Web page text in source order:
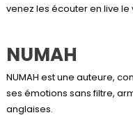
venez les écouter en live le
NUMAH
NUMAH est une auteure,
ses émotions sans filtre,
anglaises.